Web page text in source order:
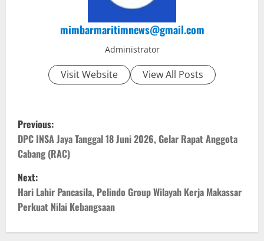
mimbarmaritimnews@gmail.com
Administrator
Visit Website View All Posts
P
o
s
t
n
Previous:
DPC INSA Jaya Tanggal 18 Juni 2026, Gelar Rapat Anggota
Cabang (RAC)
Next:
Hari Lahir Pancasila, Pelindo Group Wilayah Kerja Makassar
Perkuat Nilai Kebangsaan